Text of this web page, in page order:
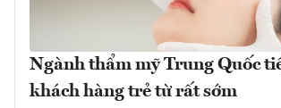
Ngành thẩm mỹ Trung Quốc
khách hàng trẻ từ rất sớm